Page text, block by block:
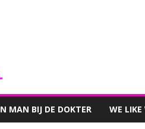
MAN BIJ DE DOKTER WE LIKE